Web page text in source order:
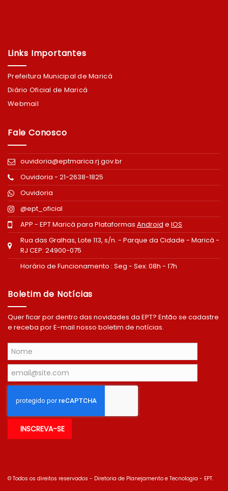
Links Importantes
Prefeitura Municipal de Maricá
Diário Oficial de Maricá
Webmail
Fale Conosco
ouvidoria@eptmarica.rj.gov.br
Ouvidoria - 21-2638-1825
Ouvidoria
@ept_oficial
APP - EPT Maricá para Plataformas Android e IOS
Rua das Gralhas, Lote 113, s/n. - Parque da Cidade - Maricá -
RJ CEP: 24900-075
Horário de Funcionamento : Seg - Sex: 08h - 17h
Boletim de Notícias
Quer ficar por dentro das novidades da EPT? Então se cadastre
e receba por E-mail nosso boletim de notícias.
© Todos os direitos reservados - Diretoria de Planejamento e Tecnologia - EPT.